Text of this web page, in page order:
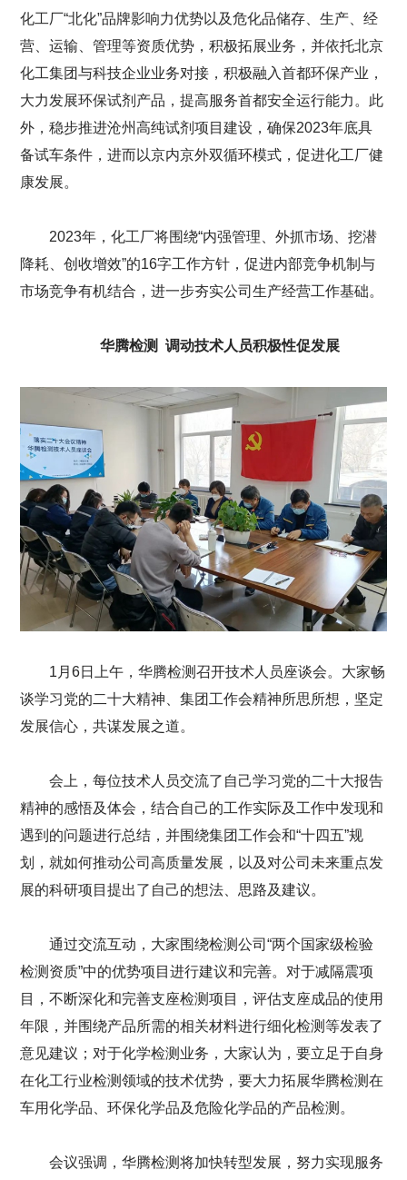
化工厂“北化”品牌影响力优势以及危化品储存、生产、经
营、运输、管理等资质优势，积极拓展业务，并依托北京
化工集团与科技企业业务对接，积极融入首都环保产业，
大力发展环保试剂产品，提高服务首都安全运行能力。此
外，稳步推进沧州高纯试剂项目建设，确保2023年底具
备试车条件，进而以京内京外双循环模式，促进化工厂健
康发展。
2023年，化工厂将围绕“内强管理、外抓市场、挖潜
降耗、创收增效”的16字工作方针，促进内部竞争机制与
市场竞争有机结合，进一步夯实公司生产经营工作基础。
华腾检测 调动技术人员积极性促发展
1月6日上午，华腾检测召开技术人员座谈会。大家畅
谈学习党的二十大精神、集团工作会精神所思所想，坚定
发展信心，共谋发展之道。
会上，每位技术人员交流了自己学习党的二十大报告
精神的感悟及体会，结合自己的工作实际及工作中发现和
遇到的问题进行总结，并围绕集团工作会和“十四五”规
划，就如何推动公司高质量发展，以及对公司未来重点发
展的科研项目提出了自己的想法、思路及建议。
通过交流互动，大家围绕检测公司“两个国家级检验
检测资质”中的优势项目进行建议和完善。对于减隔震项
目，不断深化和完善支座检测项目，评估支座成品的使用
年限，并围绕产品所需的相关材料进行细化检测等发表了
意见建议；对于化学检测业务，大家认为，要立足于自身
在化工行业检测领域的技术优势，要大力拓展华腾检测在
车用化学品、环保化学品及危险化学品的产品检测。
会议强调，华腾检测将加快转型发展，努力实现服务